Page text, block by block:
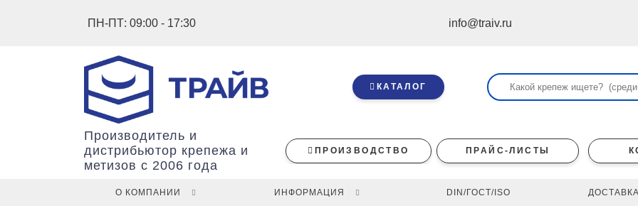
ПН-ПТ: 09:00 - 17:30 info@traiv.ru
КАТАЛОГ
Производитель и
дистрибьютор крепежа и
метизов с 2006 года
ПРОИЗВОДСТВО ПРАЙС-ЛИСТЫ
О КОМПАНИИ ИНФОРМАЦИЯ DIN/ГОСТ/ISO